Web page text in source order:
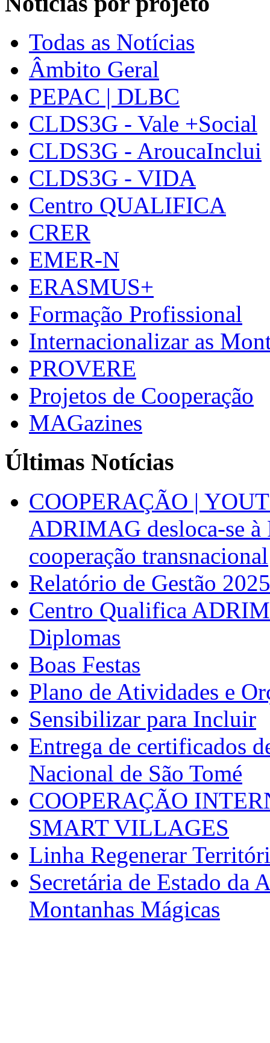
Todas as Notícias
Âmbito Geral
PEPAC | DLBC
CLDS3G - Vale +Social
CLDS3G - AroucaInclui
CLDS3G - VIDA
Centro QUALIFICA
CRER
EMER-N
ERASMUS+
Formação Profissional
Internacionalizar as
PROVERE
Projetos de Cooperação
MAGazines
Últimas Notícias
COOPERAÇÃO |
ADRIMAG desloca-se
cooperação transnacional
Relatório de Gestão 2025
Centro Qualifica
Diplomas
Boas Festas
Plano de Atividades e
Sensibilizar para Incluir
Entrega de certificados
Nacional de São Tomé
COOPERAÇÃO
SMART VILLAGES
Linha Regenerar
Secretária de Estado da
Montanhas Mágicas